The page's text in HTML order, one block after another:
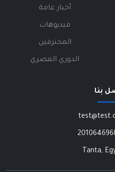
أخبار عامة
فيديوهات
المحترفين
الدوري المصري
بنا